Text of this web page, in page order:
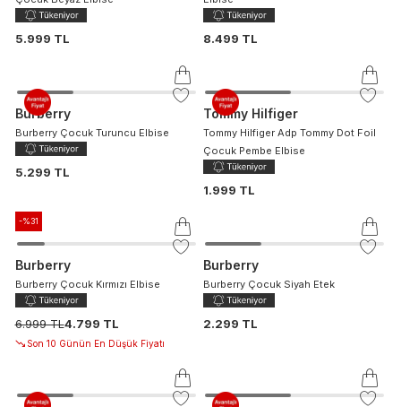
5.999 TL 8.499 TL
Burberry
Burberry Çocuk Turuncu Elbise
5.299 TL
Tommy Hilfiger
Tommy Hilfiger Adp Tommy Dot Foil
Çocuk Pembe Elbise
1.999 TL
-%31
Burberry
Burberry Çocuk Kırmızı Elbise
6.999 TL4.799 TL
Son 10 Günün En Düşük Fiyatı
Burberry
Burberry Çocuk Siyah Etek
2.299 TL